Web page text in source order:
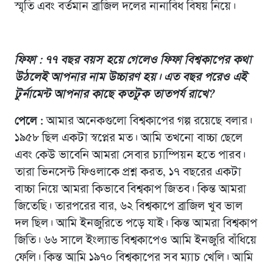
স্মৃতি এবং বর্তমান ব্রাজিল দলের নানাবিধ বিষয় নিয়ে।
ফিফা : ৭৭ বছর বয়স হয়ে গেলেও ফিফা বিশ্বকাপের কথা
উঠলেই আপনার নাম উচ্চারণ হয়। এত বছর পরেও এই
টুর্নামেন্ট আপনার কাছে কতটুক তাতপর্য রাখে?
পেলে : আমার অনেকগুলো বিশ্বকাপের গল্প রয়েছে বলার।
১৯৫৮ ছিল একটা স্বপ্নের মত। আমি তখনো বাচ্চা ছেলে
এবং কেউ ভাবেনি আমরা সেবার চ্যাম্পিয়ন হতে পারব।
তারা ভিনসেন্ট ফিওলাকে প্রশ্ন করত, ১৭ বছরের একটা
বাচ্চা নিয়ে আমরা কিভাবে বিশ্বকাপ জিতব। কিন্ত আমরা
জিতেছি। তারপরের বার, ৬২ বিশ্বকাপে ব্রাজিল খুব ভাল
দল ছিল। আমি ইনজুরিতে পড়ে যাই। কিন্ত আমরা বিশ্বকাপ
জিতি। ৬৬ সালে ইংল্যান্ড বিশ্বকাপেও আমি ইনজুরি বাঁধিয়ে
ফেলি। কিন্ত আমি ১৯৭০ বিশ্বকাপের সব ম্যাচ খেলি। আমি